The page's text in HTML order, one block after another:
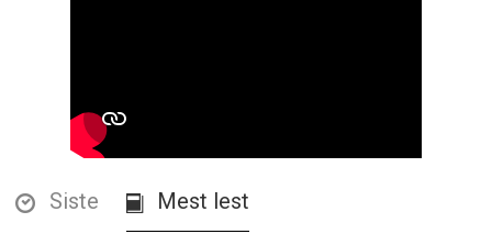
Siste Mest lest